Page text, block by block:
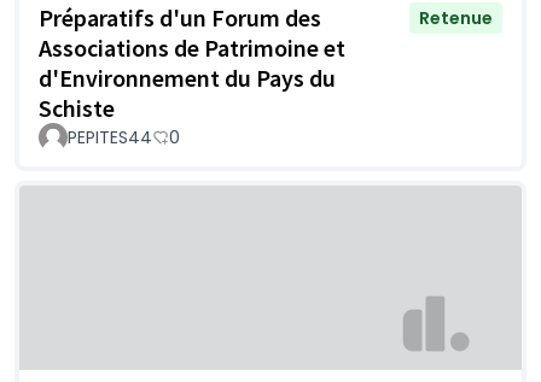
Préparatifs d'un Forum des
Associations de Patrimoine et
d'Environnement du Pays du
Schiste
Retenue
PEPITES44 0